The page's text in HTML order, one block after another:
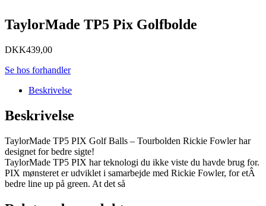
TaylorMade TP5 Pix Golfbolde
DKK439,00
Se hos forhandler
Beskrivelse
Beskrivelse
TaylorMade TP5 PIX Golf Balls – Tourbolden Rickie Fowler har
designet for bedre sigte!
TaylorMade TP5 PIX har teknologi du ikke viste du havde brug for.
PIX mønsteret er udviklet i samarbejde med Rickie Fowler, for etÂ
bedre line up på green. At det så